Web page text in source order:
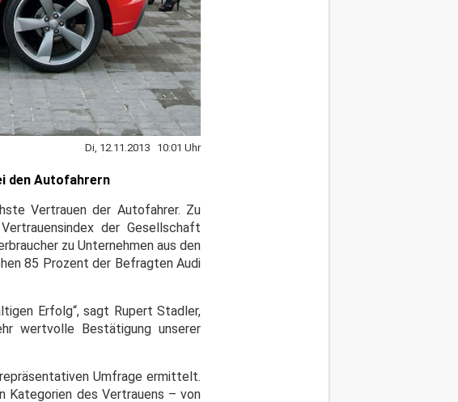
Di, 12.11.2013 10:01 Uhr
den Autofahrern
Vertrauen der Autofahrer. Zu
der Gesellschaft
zu Unternehmen aus den
85 Prozent der Befragten Audi
Erfolg“, sagt Rupert Stadler,
wertvolle Bestätigung unserer
Umfrage ermittelt.
Kategorien des Vertrauens – von